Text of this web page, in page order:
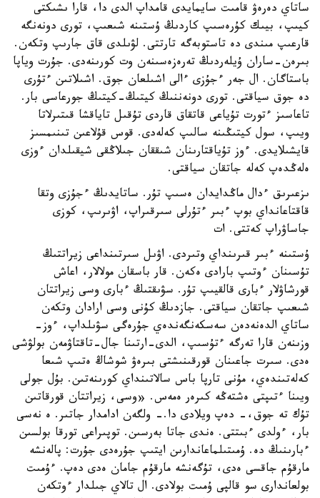
ساتاي دەرەۋ قامىت سايمايدى قامداپ الدى دا، قارا ىشىكتى
كيىپ، بيىك كۇرەسىپ كاردىڭ ۇستىنە شىعىپ، تورى دونەنگە
قارعىپ مىندى دە تاستوبەگە تارتتى. لۋىلدى قاق جارىپ وتكەن.
بىرەن-ساران ۇيلەردىڭ تەرەزەسىنەن وت كورىنەدى. جۇرت وياپا
باستاگان. ال جەر ءجۇزى ءالى اشىلعان جوق. اشىلاتىن ءتۇرى
دە جوق سياقتى. تورى دونەننىڭ كيتىڭ-كيتىڭ جورعاسى بار.
تاعاسىز ءتورت تۇياعى قاتقاق قاردى تۇقىل تاياقشا قىتىرلاتا
ويىپ، سول كيتىڭىنە سالىپ كەلەدى. قوس قۇلاعىن تىنىمسىز
قايشىلايدى. ءوز تۇياقتارىنان شىققان جىلاڭقى شيقىلدان ءوزى
ەلەڭدەپ كەلە جاتقان سياقتى.
ىزعىرىق ءدال ماڭدايدان ەسىپ تۇر. ساتايدىڭ ءجۇزى وتقا
قاقتاعانداي بوپ ءبىر ءتۇرلى سىرقىراپ، اۋىرىپ، كوزى
جاساۋراپ كەتتى. ات
ۇستىنە ءبىر قىرىنداي وتىردى. اۋىل سىرتىنداعى زيراتتىڭ
تۇسىنان ءوتىپ بارادى ەكەن. قار باسقان مولالار، اعاش
قورشاۋلار ءبارى قالقيىپ تۇر. سۋىقتىڭ ءبارى وسى زيراتتان
شىعىپ جاتقان سياقتى. جازدىڭ كۇنى وسى ارادان وتكەن
ساتاي الدەنەدەن سەسكەنگەندەي جۇرەگى سۋىلداپ، ءوز-
وزىنەن قارا تەرگە ءتۇسىپ، الدى-ارتىنا جال-تاقتاۋمەن بولۋشى
ەدى. سىرت جاعىنان قورقىنىشتى بىرەۋ شوشاڭ ەتىپ شىعا
كەلەتىندەي، مۇنى تارپا باس سالاتىنداي كورىنەتىن. بۇل جولى
ويىنا ءتىپتى ەشتەڭە كىرەر ەمەس. «وسى، زيراتتان قورقاتىن
تۇك تە جوق،- دەپ ويلادى دا.- ولگەن ادامدار جاتىر. ە نەسى
بار، ءولدى ءبىتتى. ەندى جاتا بەرسىن. توپىراعى تورقا بولسىن
ءبارىنىڭ دە. ۇمىتىلماعاندارىن ايتىپ جۇرەدى جۇرت: پالەنشە
مارقۇم جاقسى ەدى، تۇگەنشە مارقۇم جامان ەدى دەپ. ءۇمىت
بولعاندارى سو قالپى ۇمىت بولادى. ال تالاي جىلدار ءوتكەن